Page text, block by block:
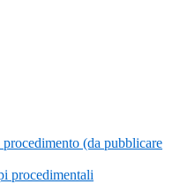
(da pubblicare
procedimentali